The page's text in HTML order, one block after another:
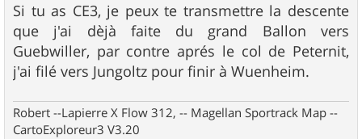
Si tu as CE3, je peux te transmettre la descente
que j'ai dèjà faite du grand Ballon vers
Guebwiller, par contre aprés le col de Peternit,
j'ai filé vers Jungoltz pour finir à Wuenheim.
Robert --Lapierre X Flow 312, -- Magellan Sportrack Map --
CartoExploreur3 V3.20